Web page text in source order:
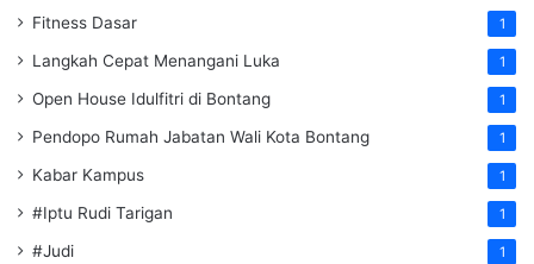
Fitness Dasar 1
Langkah Cepat Menangani Luka 1
Open House Idulfitri di Bontang 1
Pendopo Rumah Jabatan Wali Kota Bontang 1
Kabar Kampus 1
#Iptu Rudi Tarigan 1
#Judi 1